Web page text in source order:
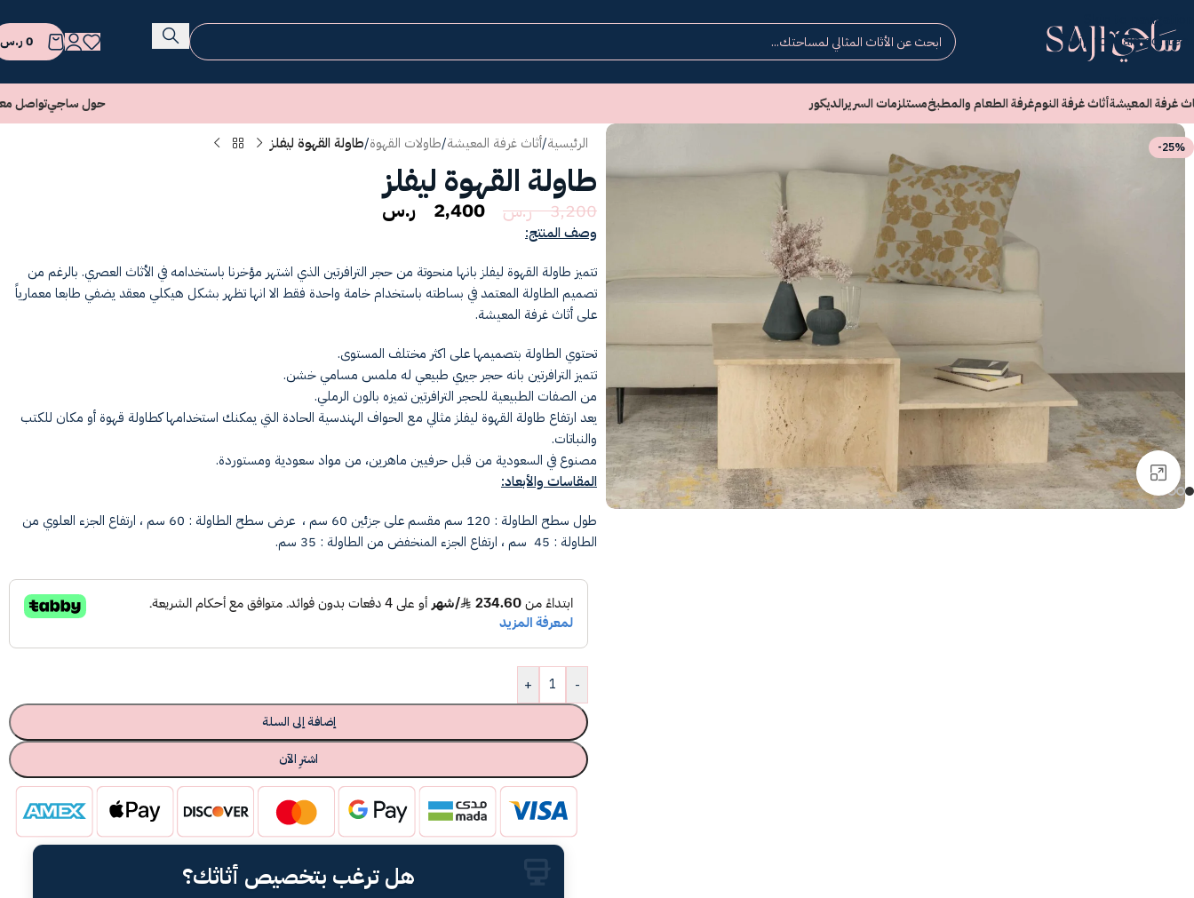
Skip to navigation
Skip to main content
0ر.س
غرفة المعيشةأثاث غرفة النومغرفة الطعام والمطبخمستلزمات السريرالديكور حول ساجيتواصل
-25%
انقر للتكبير
الرئيسية/أثاث غرفة المعيشة/طاولات القهوة/طاولة القهوة ليفلز
طاولة القهوة ليفلز
3,200 ر.س 2,400 ر.س
وصف المنتج:
تتميز طاولة القهوة ليفلز بانها منحوتة من حجر الترافرتين الذي اشتهر مؤخرنا باستخدامه في الأثاث العصري. بالرغم من
تصميم الطاولة المعتمد في بساطته باستخدام خامة واحدة فقط الا انها تظهر بشكل هيكلي معقد يضفي طابعا معمارياً
على أثاث غرفة المعيشة.
تحتوي الطاولة بتصميمها على اكثر مختلف المستوى.
تتميز الترافرتين بانه حجر جيري طبيعي له ملمس مسامي خشن.
من الصفات الطبيعية للحجر الترافرتين تميزه بالون الرملي.
يعد ارتفاع طاولة القهوة ليفلز مثالي مع الحواف الهندسية الحادة التي يمكنك استخدامها كطاولة قهوة أو مكان للكتب
والنباتات.
مصنوع في السعودية من قبل حرفيين ماهرين، من مواد سعودية ومستوردة.
المقاسات والأبعاد:‏
طول سطح الطاولة : 120 سم مقسم على جزئين 60 سم ، عرض سطح الطاولة : 60 سم ، ارتفاع الجزء العلوي من
الطاولة : 45 سم ، ارتفاع الجزء المنخفض من الطاولة : 35 سم.
-
+
إضافة إلى السلة
اشترِ الآن
هل ترغب بتخصيص أثاثك؟